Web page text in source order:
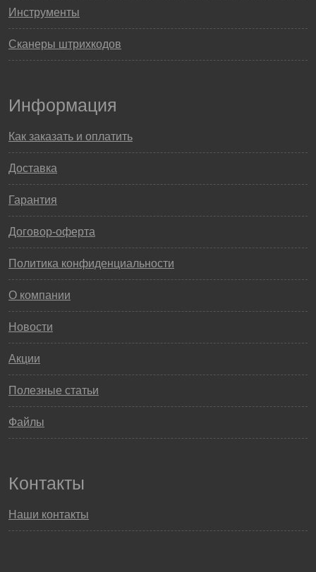
Инструменты
Сканеры штрихкодов
Информация
Как заказать и оплатить
Доставка
Гарантия
Договор-оферта
Политика конфиденциальности
О компании
Новости
Акции
Полезные статьи
Файлы
Контакты
Наши контакты